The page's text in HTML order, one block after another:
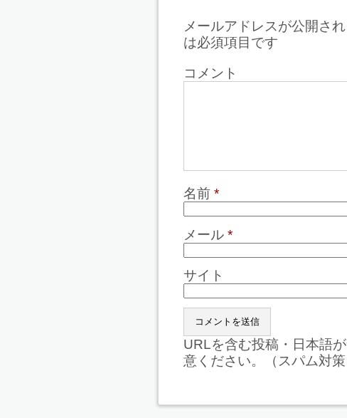
メールアドレスが公開さ
は必須項目です
コメント
名前 *
メール *
サイト
URLを含む投稿・日本語
意ください。（スパム対策